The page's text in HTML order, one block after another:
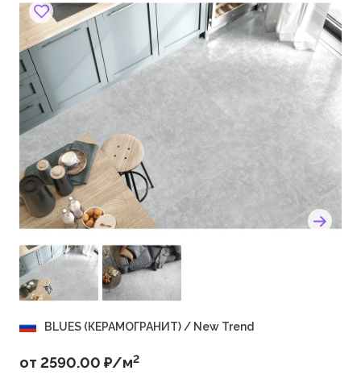
BLUES (КЕРАМОГРАНИТ) / New Trend
от 2590.00 ₽/м2